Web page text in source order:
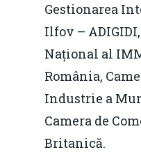
Gestionarea
Ilfov –
Național al
România,
Industrie a
Camera de
Britanică.